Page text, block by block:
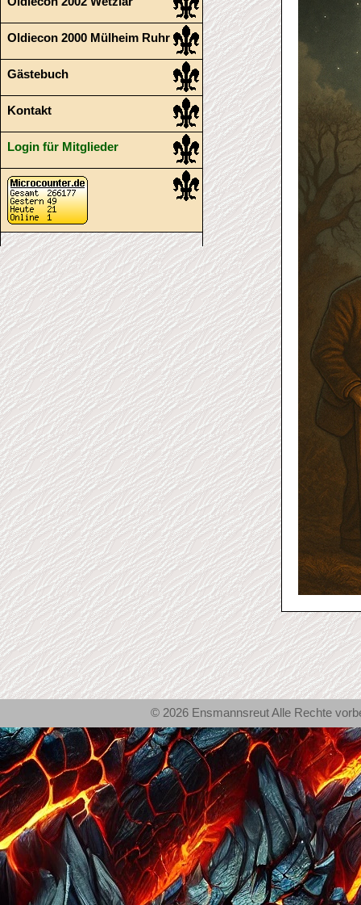
Oldiecon 2000 Mülheim Ruhr
Gästebuch
Kontakt
Login für Mitglieder
© 2026 Ensmannsreut Alle Rechte